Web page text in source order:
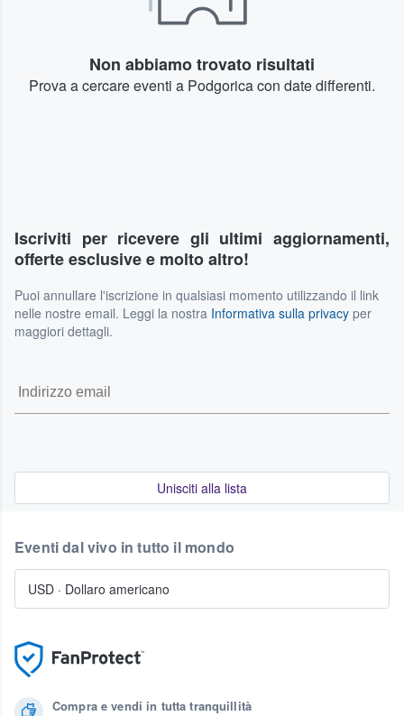
Non abbiamo trovato risultati
Prova a cercare eventi a Podgorica con date differenti.
Iscriviti per ricevere gli ultimi aggiornamenti,
offerte esclusive e molto altro!
Puoi annullare l'iscrizione in qualsiasi momento utilizzando il link
nelle nostre email. Leggi la nostra Informativa sulla privacy per
maggiori dettagli.
Unisciti alla lista
Compra e vendi in tutta tranquillità
Eventi dal vivo in tutto il mondo
USD · Dollaro americano